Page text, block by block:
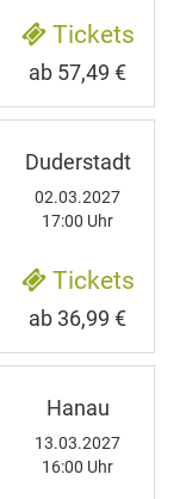
Tickets
ab 57,49 €
Duderstadt
02.03.2027
17:00 Uhr
Tickets
ab 36,99 €
Hanau
13.03.2027
16:00 Uhr